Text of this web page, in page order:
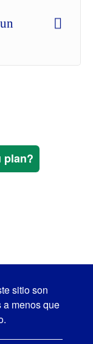
plan?
sitio son
menos que